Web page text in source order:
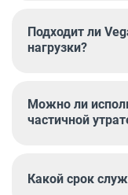
Подходит ли
нагрузки?
Можно ли
частичной
Какой срок